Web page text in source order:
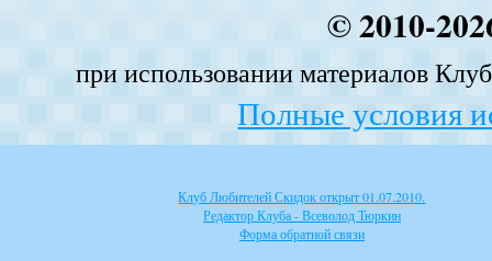
© 2010-
при использовании материалов
Полные условия
Клуб Любителей Скидок открыт 01.07.2010.
Редактор Клуба - Всеволод Тюркин
Форма обратной связи